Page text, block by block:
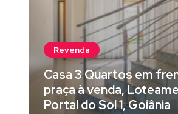
Revenda
Casa 3 Quartos em
praça à venda,
Portal do Sol 1, Goiânia